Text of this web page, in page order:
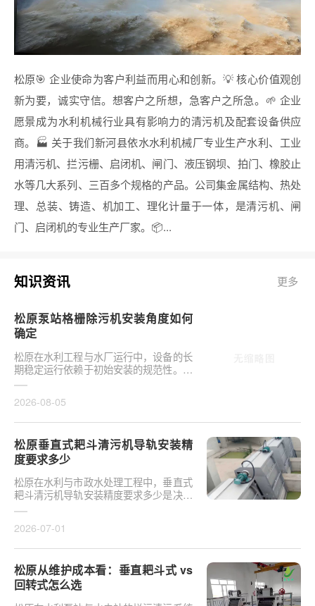
松原🎯 企业使命为客户利益而用心和创新。💡 核心价值观创
新为要，诚实守信。想客户之所想，急客户之所急。🌱 企业
愿景成为水利机械行业具有影响力的清污机及配套设备供应
商。🏭 关于我们新河县依水水利机械厂专业生产水利、工业
用清污机、拦污栅、启闭机、闸门、液压钢坝、拍门、橡胶止
水等几大系列、三百多个规格的产品。公司集金属结构、热处
理、总装、铸造、机加工、理化计量于一体，是清污机、闸
门、启闭机的专业生产厂家。📦...
知识资讯 更多
松原泵站格栅除污机安装角度如何
确定
松原在水利工程与水厂运行中，设备的长
期稳定运行依赖于初始安装的规范性。对
于泵站核心拦污设备而言，其倾斜度直接
2026-08-05
松原垂直式耙斗清污机导轨安装精
度要求多少
松原在水利与市政水处理工程中，垂直式
耙斗清污机导轨安装精度要求多少是决定
设备运行平稳性的核心**。导轨作为耙斗
2026-07-01
松原从维护成本看：垂直耙斗式 vs
回转式怎么选